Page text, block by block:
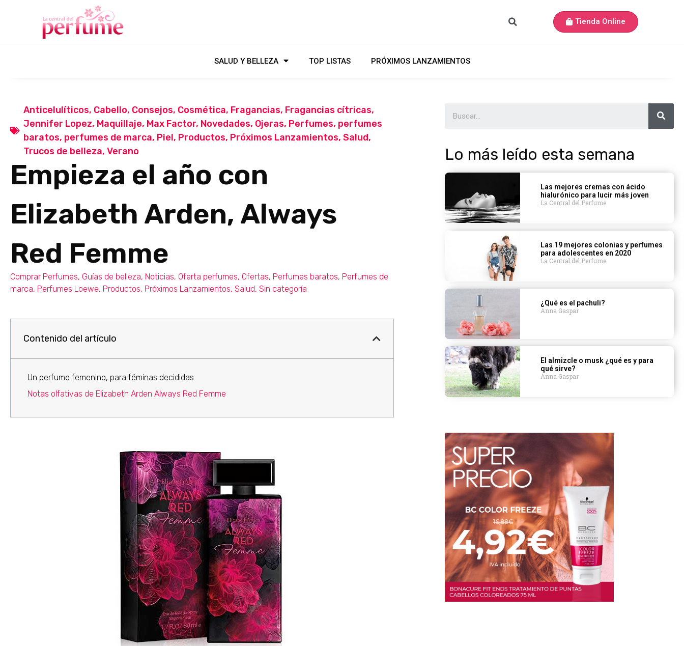
Tienda Online
SALUD Y BELLEZA TOP LISTAS PRÓXIMOS LANZAMIENTOS
Anticelulíticos, Cabello, Consejos, Cosmética, Fragancias, Fragancias cítricas,
Jennifer Lopez, Maquillaje, Max Factor, Novedades, Ojeras, Perfumes, perfumes
baratos, perfumes de marca, Piel, Productos, Próximos Lanzamientos, Salud,
Trucos de belleza, Verano
Empieza el año con
Elizabeth Arden, Always
Red Femme
Comprar Perfumes, Guías de belleza, Noticias, Oferta perfumes, Ofertas, Perfumes baratos, Perfumes de
marca, Perfumes Loewe, Productos, Próximos Lanzamientos, Salud, Sin categoría
Contenido del artículo
Un perfume femenino, para féminas decididas
Notas olfativas de Elizabeth Arden Always Red Femme
Lo más leído esta semana
Las mejores cremas con ácido
hialurónico para lucir más joven
La Central del Perfume
Las 19 mejores colonias y perfumes
para adolescentes en 2020
La Central del Perfume
¿Qué es el pachuli?
Anna Gaspar
El almizcle o musk ¿qué es y para
qué sirve?
Anna Gaspar